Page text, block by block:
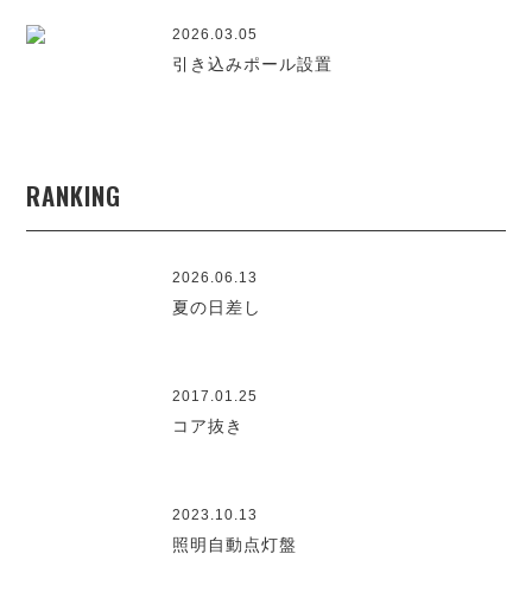
2026.03.05
引き込みポール設置
RANKING
2026.06.13
夏の日差し
2017.01.25
コア抜き
2023.10.13
照明自動点灯盤